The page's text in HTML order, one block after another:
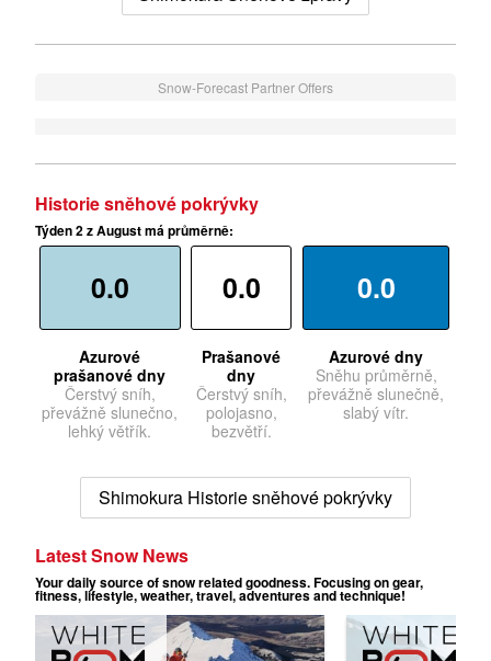
Snow-Forecast Partner Offers
Historie sněhové pokrývky
Týden 2 z August má průměrně:
0.0
Azurové
prašanové dny
Čerstvý sníh,
převážně slunečno,
lehký větřík.
0.0
Prašanové
dny
Čerstvý sníh,
polojasno,
bezvětří.
0.0
Azurové dny
Sněhu průměrně,
převážně slunečně,
slabý vítr.
Shimokura Historie sněhové pokrývky